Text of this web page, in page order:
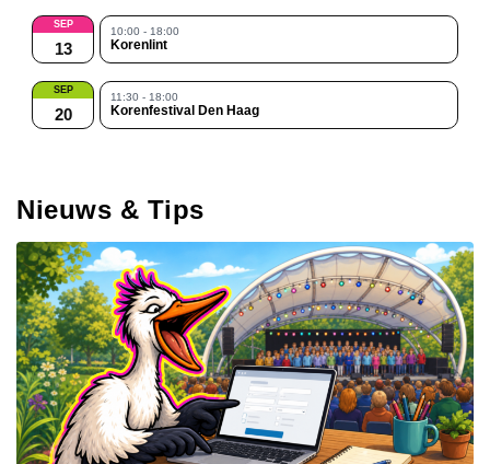
SEP
13
10:00 - 18:00
Korenlint
SEP
20
11:30 - 18:00
Korenfestival Den Haag
Nieuws & Tips